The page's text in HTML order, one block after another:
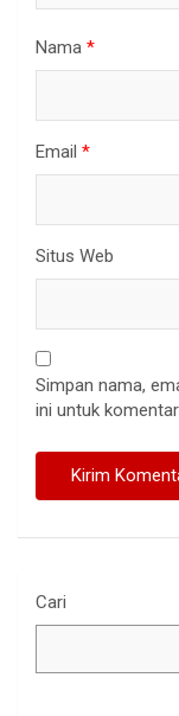
Nama *
Email *
Situs Web
Simpan nama,
ini untuk
Cari